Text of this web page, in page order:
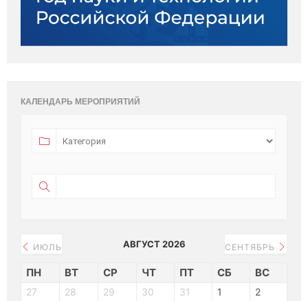
КАЛЕНДАРЬ МЕРОПРИЯТИЙ
ИЮЛЬ АВГУСТ 2026 СЕНТЯБРЬ
ПН ВТ СР ЧТ ПТ СБ ВС
27 28 29 30 31 1 2